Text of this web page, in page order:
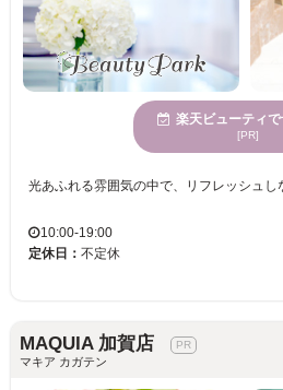
楽天ビューティ
[PR]
10:00-19:00
定休日： 不定休
MAQUIA 加賀店
マキア カガテン